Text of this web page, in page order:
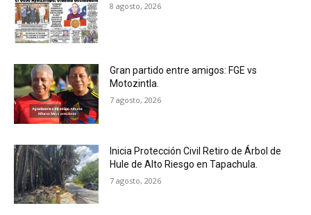
8 agosto, 2026
Gran partido entre amigos: FGE vs
Motozintla.
7 agosto, 2026
Inicia Protección Civil Retiro de Árbol de
Hule de Alto Riesgo en Tapachula.
7 agosto, 2026